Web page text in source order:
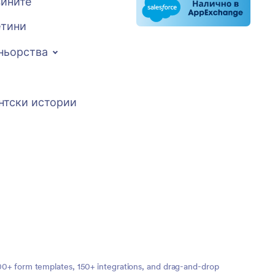
истории
form templates, 150+ integrations, and drag-and-drop